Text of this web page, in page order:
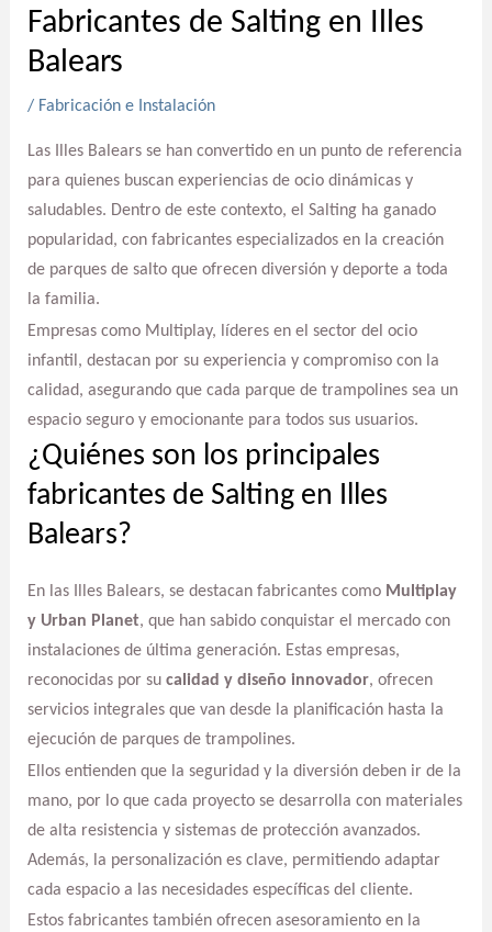
Fabricantes de Salting en Illes
Balears
/ Fabricación e Instalación
Las Illes Balears se han convertido en un punto de referencia
para quienes buscan experiencias de ocio dinámicas y
saludables. Dentro de este contexto, el Salting ha ganado
popularidad, con fabricantes especializados en la creación
de parques de salto que ofrecen diversión y deporte a toda
la familia.
Empresas como Multiplay, líderes en el sector del ocio
infantil, destacan por su experiencia y compromiso con la
calidad, asegurando que cada parque de trampolines sea un
espacio seguro y emocionante para todos sus usuarios.
¿Quiénes son los principales
fabricantes de Salting en Illes
Balears?
En las Illes Balears, se destacan fabricantes como Multiplay
y Urban Planet, que han sabido conquistar el mercado con
instalaciones de última generación. Estas empresas,
reconocidas por su calidad y diseño innovador, ofrecen
servicios integrales que van desde la planificación hasta la
ejecución de parques de trampolines.
Ellos entienden que la seguridad y la diversión deben ir de la
mano, por lo que cada proyecto se desarrolla con materiales
de alta resistencia y sistemas de protección avanzados.
Además, la personalización es clave, permitiendo adaptar
cada espacio a las necesidades específicas del cliente.
Estos fabricantes también ofrecen asesoramiento en la